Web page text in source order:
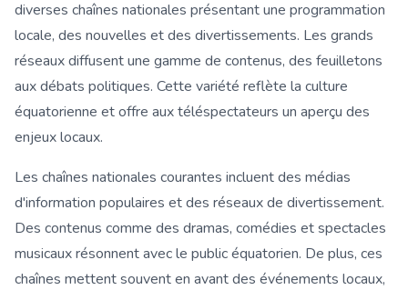
diverses chaînes nationales présentant une programmation
locale, des nouvelles et des divertissements. Les grands
réseaux diffusent une gamme de contenus, des feuilletons
aux débats politiques. Cette variété reflète la culture
équatorienne et offre aux téléspectateurs un aperçu des
enjeux locaux.
Les chaînes nationales courantes incluent des médias
d'information populaires et des réseaux de divertissement.
Des contenus comme des dramas, comédies et spectacles
musicaux résonnent avec le public équatorien. De plus, ces
chaînes mettent souvent en avant des événements locaux,